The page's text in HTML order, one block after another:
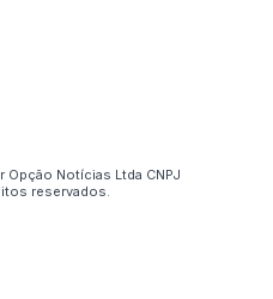
Notícias Ltda CNPJ
reservados.